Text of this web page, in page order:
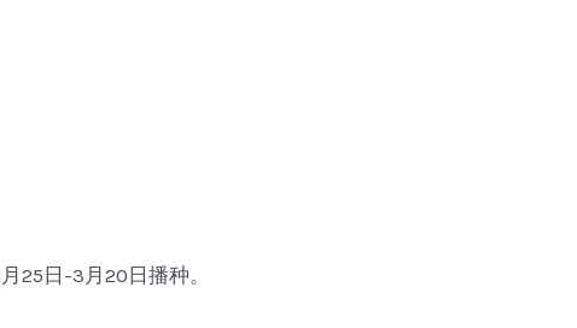
25日-3月20日播种。